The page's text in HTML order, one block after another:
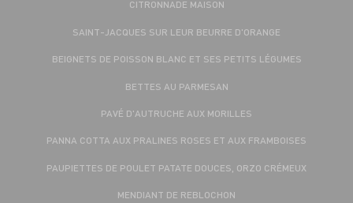
CITRONNADE MAISON
SAINT-JACQUES SUR LEUR BEURRE D'ORANGE
BEIGNETS DE POISSON BLANC ET SES PETITS LÉGUMES
BETTES AU PARMESAN
PAVÉ D'AUTRUCHE AUX MORILLES
PANNA COTTA AUX PRALINES ROSES ET AUX FRAMBOISES
PAUPIETTES DE POULET PATATE DOUCES, ORZO CRÉMEUX
MENDIANT DE REBLOCHON